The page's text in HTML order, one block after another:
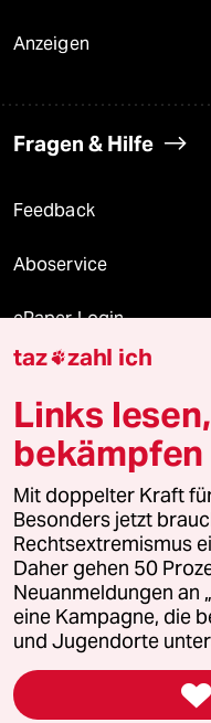
Anzeigen
Fragen & Hilfe
Feedback
Aboservice
ePaper Login
Downloads für
© 2026 taz Verlags und
Alle Rechte vorbehalten. Bei
wenden Sie sich bitte an
Feedback
Leitlinie Informant
Seitenwende
taz zahl ich
Links
bekämpfen
Mit doppelter Kraft
Besonders jetzt
Rechtsextremismus
Daher gehen 50
Neuanmeldungen an
eine Kampagne, die
und Jugendorte
